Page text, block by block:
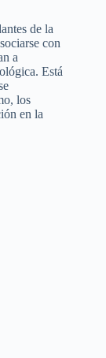
de la
con
a
Está
los
en la